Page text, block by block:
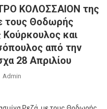
ΚΟΛΟΣΣΑΙΟΝ της
τους Θοδωρής
Κούρκουλος και
από την
28 Απριλίου
Admin